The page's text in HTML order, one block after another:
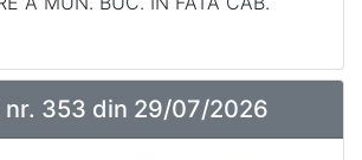
nr. 353 din 29/07/2026